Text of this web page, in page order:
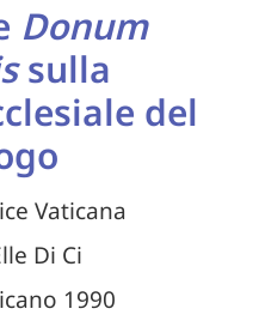
Donum
sulla
del
Vaticana
Di Ci
1990